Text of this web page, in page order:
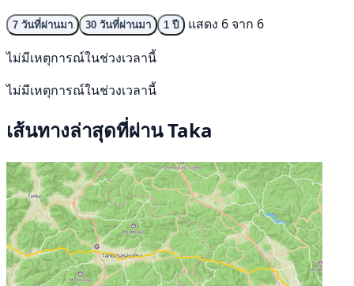
7 วันที่ผ่านมา 30 วันที่ผ่านมา 1 ปี
แสดง 6 จาก 6
ไม่มีเหตุการณ์ในช่วงเวลานี้
ไม่มีเหตุการณ์ในช่วงเวลานี้
เส้นทางล่าสุดที่ผ่าน Taka